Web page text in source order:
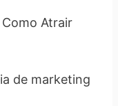
Atrair
de marketing